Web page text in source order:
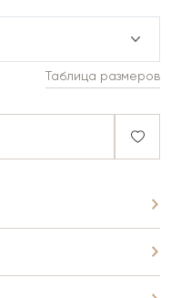
Таблица размеров